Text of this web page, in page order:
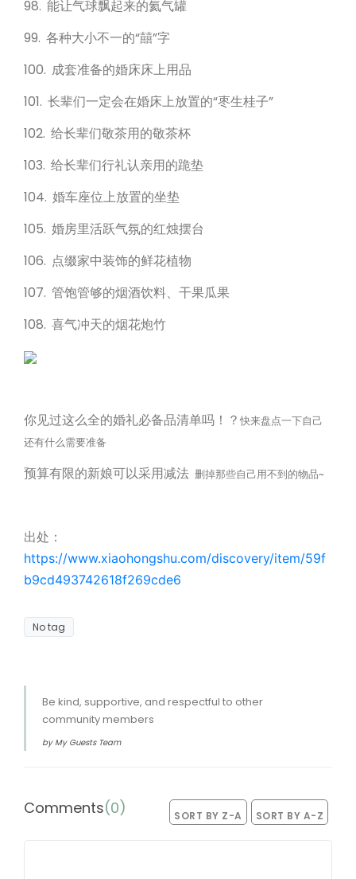
98. 能让气球飘起来的氦气罐
99. 各种大小不一的“囍”字
100. 成套准备的婚床床上用品
101. 长辈们一定会在婚床上放置的“枣生桂子”
102. 给长辈们敬茶用的敬茶杯
103. 给长辈们行礼认亲用的跪垫
104. 婚车座位上放置的坐垫
105. 婚房里活跃气氛的红烛摆台
106. 点缀家中装饰的鲜花植物
107. 管饱管够的烟酒饮料、干果瓜果
108. 喜气冲天的烟花炮竹
你见过这么全的婚礼必备品清单吗！？ 快来盘点一下自己
还有什么需要准备
预算有限的新娘可以采用减法 删掉那些自己用不到的物品~
出处：
https://www.xiaohongshu.com/discovery/item/59f
b9cd493742618f269cde6
No tag
Be kind, supportive, and respectful to other
community members
by My Guests Team
Comments(0) SORT BY A-Z
SORT BY Z-A